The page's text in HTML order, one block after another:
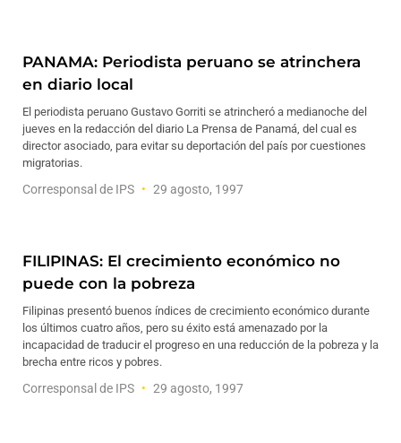
PANAMA: Periodista peruano se atrinchera
en diario local
El periodista peruano Gustavo Gorriti se atrincheró a medianoche del
jueves en la redacción del diario La Prensa de Panamá, del cual es
director asociado, para evitar su deportación del país por cuestiones
migratorias.
Corresponsal de IPS 29 agosto, 1997
FILIPINAS: El crecimiento económico no
puede con la pobreza
Filipinas presentó buenos índices de crecimiento económico durante
los últimos cuatro años, pero su éxito está amenazado por la
incapacidad de traducir el progreso en una reducción de la pobreza y la
brecha entre ricos y pobres.
Corresponsal de IPS 29 agosto, 1997